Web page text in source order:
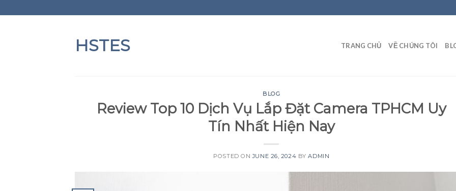
HSTES TRANG CHỦ VỀ CHÚNG TÔI
BLOG
Review Top 10 Dịch Vụ Lắp Đặt Camera TPHCM Uy
Tín Nhất Hiện Nay
POSTED ONJUNE 26, 2024 BYADMIN